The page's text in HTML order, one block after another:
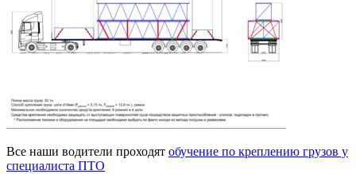
Все наши водители проходят обучение по креплению грузов у
специалиста ПТО